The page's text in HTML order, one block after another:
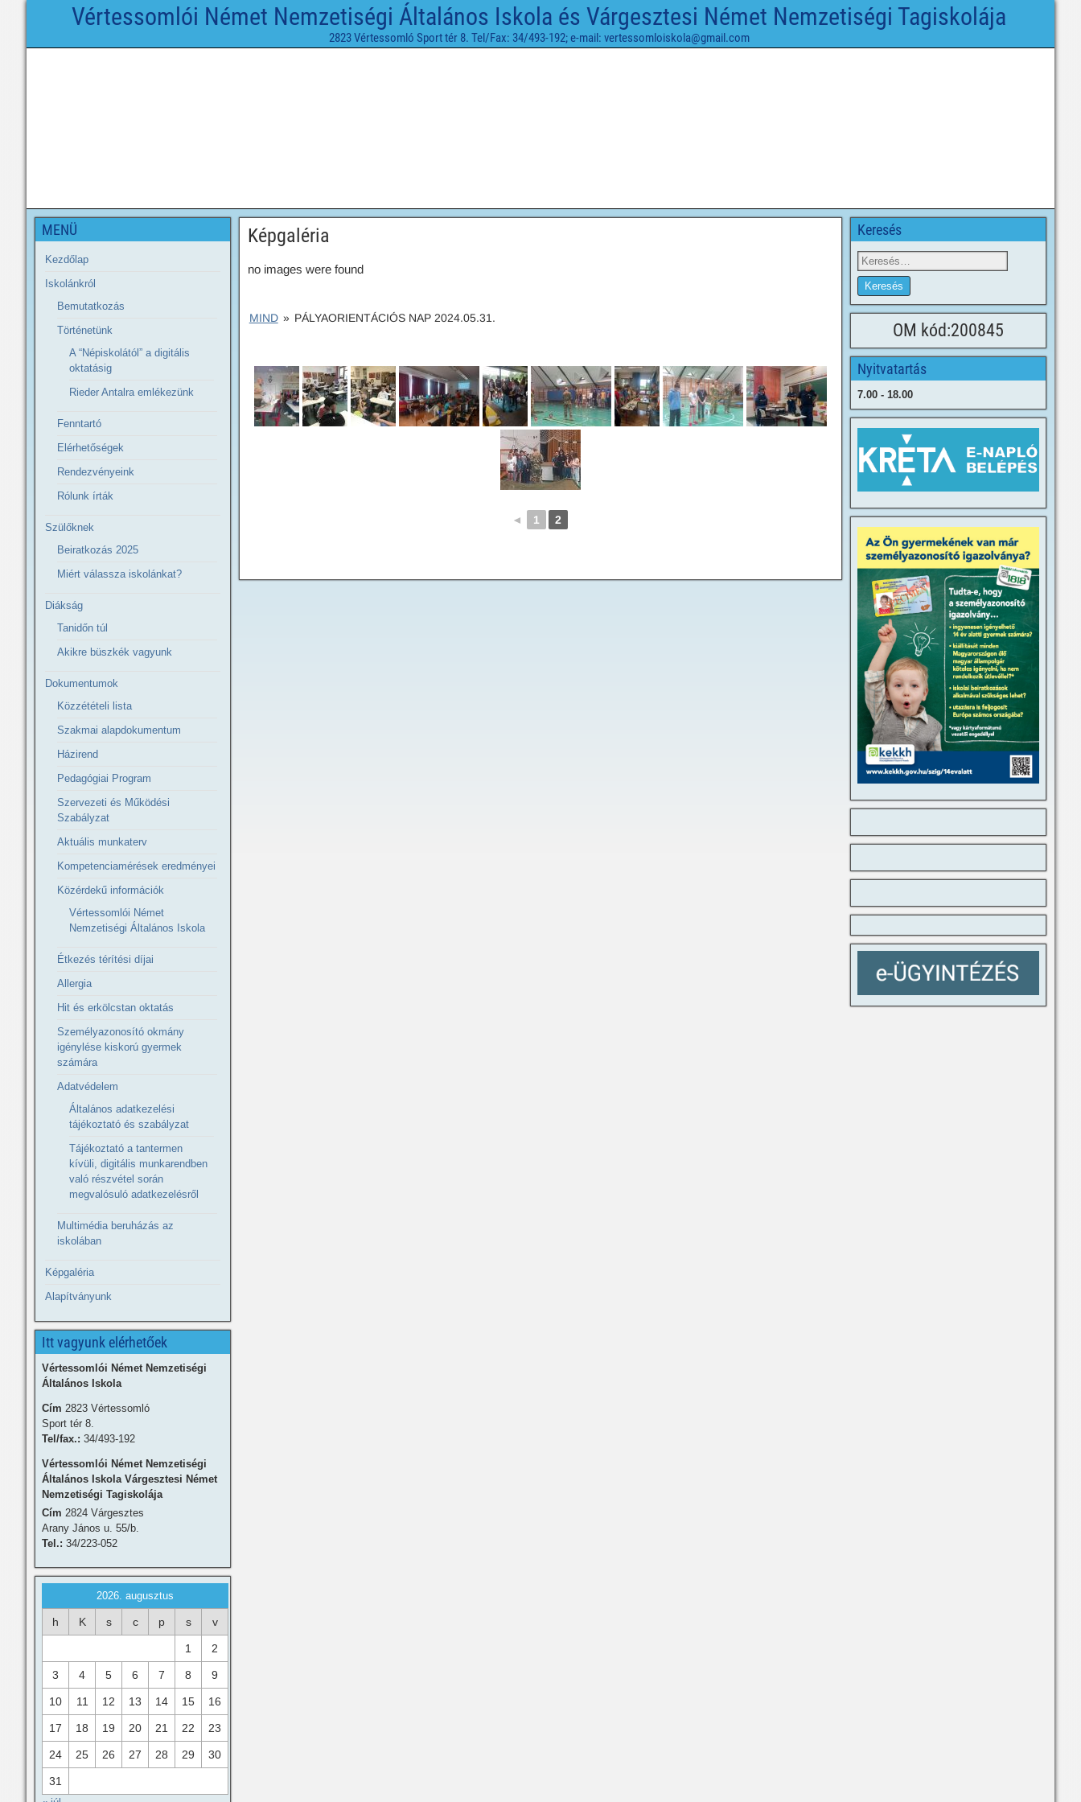
Vértessomlói Német Nemzetiségi Általános Iskola és Várgesztesi Német Nemzetiségi Tagiskolája
2823 Vértessomló Sport tér 8. Tel/Fax: 34/493-192; e-mail: vertessomloiskola@gmail.com
Képgaléria
no images were found
MIND » PÁLYAORIENTÁCIÓS NAP 2024.05.31.
◄ 1 2
MENÜ
Kezdőlap
Iskolánkról
Bemutatkozás
Történetünk
A “Népiskolától” a digitális
oktatásig
Rieder Antalra emlékezünk
Fenntartó
Elérhetőségek
Rendezvényeink
Rólunk írták
Szülőknek
Beiratkozás 2025
Miért válassza iskolánkat?
Diákság
Tanidőn túl
Akikre büszkék vagyunk
Dokumentumok
Közzétételi lista
Szakmai alapdokumentum
Házirend
Pedagógiai Program
Szervezeti és Működési
Szabályzat
Aktuális munkaterv
Kompetenciamérések eredményei
Közérdekű információk
Vértessomlói Német
Nemzetiségi Általános Iskola
Étkezés térítési díjai
Allergia
Hit és erkölcstan oktatás
Személyazonosító okmány
igénylése kiskorú gyermek
számára
Adatvédelem
Általános adatkezelési
tájékoztató és szabályzat
Tájékoztató a tantermen
kívüli, digitális munkarendben
való részvétel során
megvalósuló adatkezelésről
Multimédia beruházás az
iskolában
Képgaléria
Alapítványunk
Itt vagyunk elérhetőek
Vértessomlói Német Nemzetiségi
Általános Iskola
Cím 2823 Vértessomló
Sport tér 8.
Tel/fax.: 34/493-192
Vértessomlói Német Nemzetiségi
Általános Iskola Várgesztesi Német
Nemzetiségi Tagiskolája
Cím 2824 Várgesztes
Arany János u. 55/b.
Tel.: 34/223-052
2026. augusztus
h K s c p s v
1 2
3 4 5 6 7 8 9
10 11 12 13 14 15 16
17 18 19 20 21 22 23
24 25 26 27 28 29 30
31
Keresés
OM kód:200845
Nyitvatartás
7.00 - 18.00